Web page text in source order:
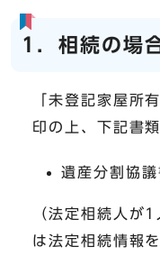
1．相続の場
「未登記家屋所
印の上、下記書
遺産分割協議
（法定相続人が
は法定相続情報